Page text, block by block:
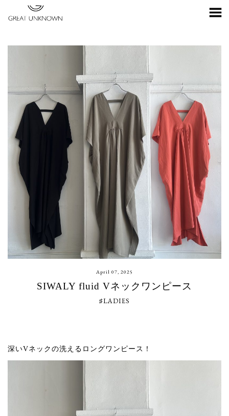
Toggle Menu
April 07, 2025
SIWALY fluid Vネックワンピース
♯LADIES
深いVネックの洗えるロングワンピース！